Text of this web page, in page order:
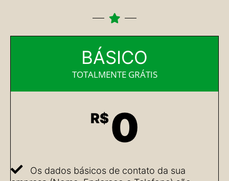
BÁSICO
TOTALMENTE GRÁTIS
R$0
Os dados básicos de contato da sua